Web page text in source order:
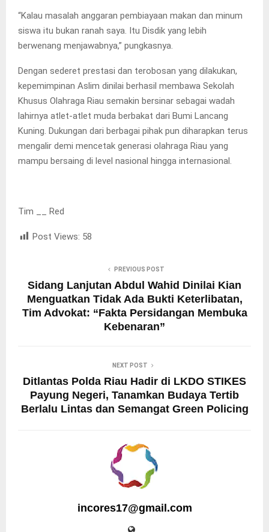
“Kalau masalah anggaran pembiayaan makan dan minum
siswa itu bukan ranah saya. Itu Disdik yang lebih
berwenang menjawabnya,” pungkasnya.
Dengan sederet prestasi dan terobosan yang dilakukan,
kepemimpinan Aslim dinilai berhasil membawa Sekolah
Khusus Olahraga Riau semakin bersinar sebagai wadah
lahirnya atlet-atlet muda berbakat dari Bumi Lancang
Kuning. Dukungan dari berbagai pihak pun diharapkan terus
mengalir demi mencetak generasi olahraga Riau yang
mampu bersaing di level nasional hingga internasional.
Tim __ Red
Post Views: 58
PREVIOUS POST
Sidang Lanjutan Abdul Wahid Dinilai Kian
Menguatkan Tidak Ada Bukti Keterlibatan,
Tim Advokat: “Fakta Persidangan Membuka
Kebenaran”
NEXT POST
Ditlantas Polda Riau Hadir di LKDO STIKES
Payung Negeri, Tanamkan Budaya Tertib
Berlalu Lintas dan Semangat Green Policing
incores17@gmail.com